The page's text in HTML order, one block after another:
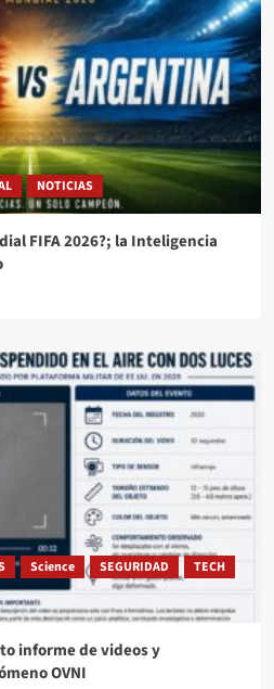
NOTICIAS
FIFA 2026?; la Inteligencia
Science SEGURIDAD
TECH
informe de videos y
OVNI